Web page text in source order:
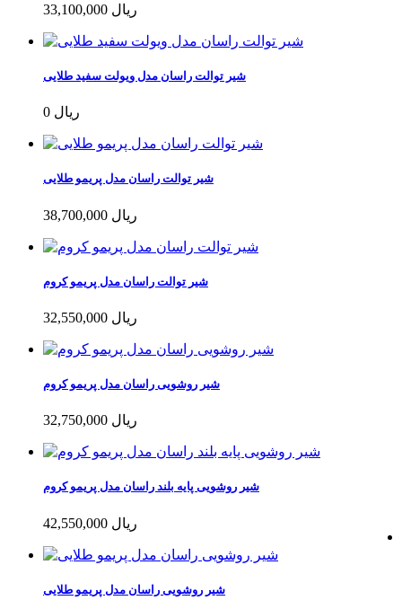
33,100,000 ریال
شیر توالت راسان مدل ویولت سفید طلایی
0 ریال
شیر توالت راسان مدل پریمو طلایی
38,700,000 ریال
شیر توالت راسان مدل پریمو کروم
32,550,000 ریال
شیر روشویی راسان مدل پریمو کروم
32,750,000 ریال
شیر روشویی پایه بلند راسان مدل پریمو کروم
42,550,000 ریال
شیر روشویی راسان مدل پریمو طلایی